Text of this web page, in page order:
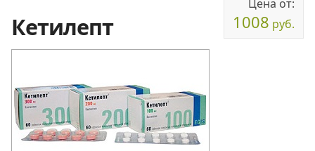
Кетилепт
Цена от:
1008 руб.